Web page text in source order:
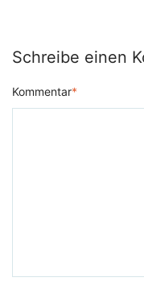
Schreibe einen
Kommentar*